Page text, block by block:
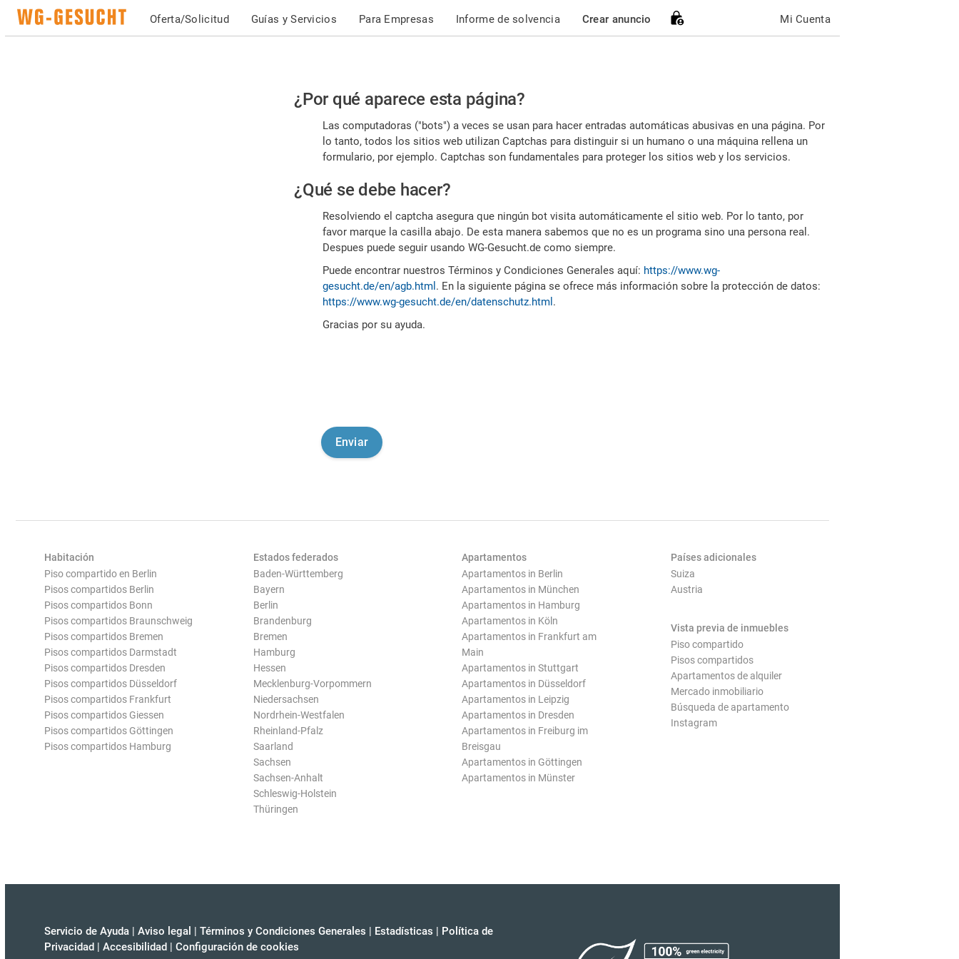
Oferta/Solicitud Guías y Servicios Para Empresas Informe de solvencia Crear anuncio Mi Cuenta
Por
favor,
confirme
es
humano
¿Por qué aparece esta página?
Las computadoras ("bots") a veces se usan para hacer entradas automáticas abusivas en una página. Por
lo tanto, todos los sitios web utilizan Captchas para distinguir si un humano o una máquina rellena un
formulario, por ejemplo. Captchas son fundamentales para proteger los sitios web y los servicios.
¿Qué se debe hacer?
Resolviendo el captcha asegura que ningún bot visita automáticamente el sitio web. Por lo tanto, por
favor marque la casilla abajo. De esta manera sabemos que no es un programa sino una persona real.
Despues puede seguir usando WG-Gesucht.de como siempre.
Puede encontrar nuestros Términos y Condiciones Generales aquí: https://www.wg-
gesucht.de/en/agb.html . En la siguiente página se ofrece más información sobre la protección de datos:
https://www.wg-gesucht.de/en/datenschutz.html .
Gracias por su ayuda.
Habitación
Piso compartido en Berlin
Pisos compartidos Berlin
Pisos compartidos Bonn
Pisos compartidos Braunschweig
Pisos compartidos Bremen
Pisos compartidos Darmstadt
Pisos compartidos Dresden
Pisos compartidos Düsseldorf
Pisos compartidos Frankfurt
Pisos compartidos Giessen
Pisos compartidos Göttingen
Pisos compartidos Hamburg
Estados federados
Baden-Württemberg
Bayern
Berlin
Brandenburg
Bremen
Hamburg
Hessen
Mecklenburg-Vorpommern
Niedersachsen
Nordrhein-Westfalen
Rheinland-Pfalz
Saarland
Sachsen
Sachsen-Anhalt
Schleswig-Holstein
Thüringen
Apartamentos
Apartamentos in Berlin
Apartamentos in München
Apartamentos in Hamburg
Apartamentos in Köln
Apartamentos in Frankfurt am
Main
Apartamentos in Stuttgart
Apartamentos in Düsseldorf
Apartamentos in Leipzig
Apartamentos in Dresden
Apartamentos in Freiburg im
Breisgau
Apartamentos in Göttingen
Apartamentos in Münster
Países adicionales
Suiza
Austria
Vista previa de inmuebles
Piso compartido
Pisos compartidos
Apartamentos de alquiler
Mercado inmobiliario
Búsqueda de apartamento
Instagram
Servicio de Ayuda | Aviso legal | Términos y Condiciones Generales | Estadísticas | Política de
Privacidad | Accesibilidad | Configuración de cookies